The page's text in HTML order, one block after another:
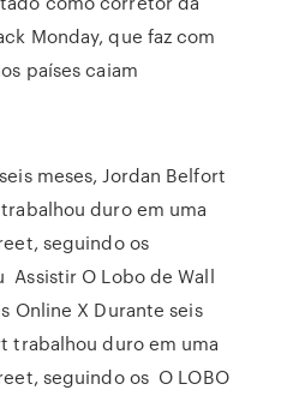
Monday, que faz com
países caiam
meses, Jordan Belfort
duro em uma
seguindo os
Assistir O Lobo de Wall
Online X Durante seis
trabalhou duro em uma
seguindo os O LOBO